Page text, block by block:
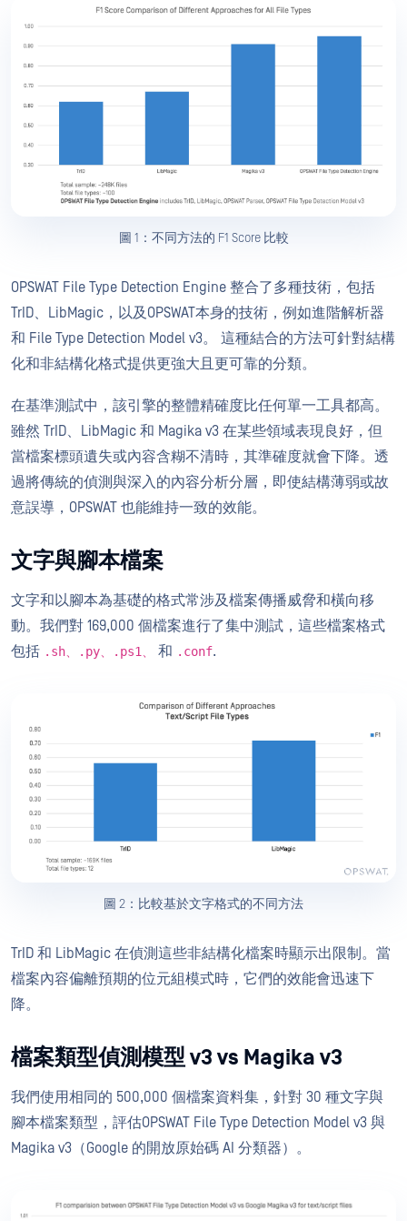
圖 1：不同方法的 F1 Score 比較
OPSWAT File Type Detection Engine 整合了多種技術，包括
TrID、LibMagic，以及OPSWAT本身的技術，例如進階解析器
和 File Type Detection Model v3。 這種結合的方法可針對結構
化和非結構化格式提供更強大且更可靠的分類。
在基準測試中，該引擎的整體精確度比任何單一工具都高。
雖然 TrID、LibMagic 和 Magika v3 在某些領域表現良好，但
當檔案標頭遺失或內容含糊不清時，其準確度就會下降。透
過將傳統的偵測與深入的內容分析分層，即使結構薄弱或故
意誤導，OPSWAT 也能維持一致的效能。
文字與腳本檔案
文字和以腳本為基礎的格式常涉及檔案傳播威脅和橫向移
動。我們對 169,000 個檔案進行了集中測試，這些檔案格式
包括 .sh、.py、.ps1、 和 .conf.
圖 2：比較基於文字格式的不同方法
TrID 和 LibMagic 在偵測這些非結構化檔案時顯示出限制。當
檔案內容偏離預期的位元組模式時，它們的效能會迅速下
降。
檔案類型偵測模型 v3 vs Magika v3
我們使用相同的 500,000 個檔案資料集，針對 30 種文字與
腳本檔案類型，評估OPSWAT File Type Detection Model v3 與
Magika v3（Google 的開放原始碼 AI 分類器）。